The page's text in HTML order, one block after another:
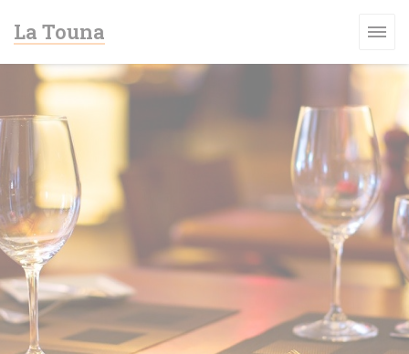
La Touna